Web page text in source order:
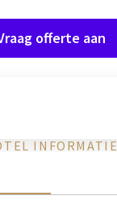
offerte aan
INFORMATIE